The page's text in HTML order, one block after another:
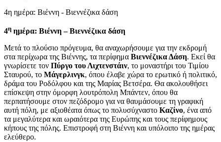
4η ημέρα: Βιέννη - Βιεννέζικα δάση
4η ημέρα: Βιέννη – Βιεννέζικα δάση
Μετά το πλούσιο πρόγευμα, θα αναχωρήσουμε για την εκδρομή
στα περίχωρα της Βιέννης, τα περίφημα Βιεννέζικα Δάση. Εκεί θα
γνωρίσετε τον Πύργο του Λιχτενστάιν, το μοναστήρι του Τιμίου
Σταυρού, το Μάγερλινγκ, όπου έλαβε χώρα το ερωτικό ή πολιτικό,
δράμα του Ροδόλφου και της Μαρίας Βετσέρα. Θα ακολουθήσει
επίσκεψη στην όμορφη λουτρόπολη Μπάντεν, όπου θα
περπατήσουμε στον πεζόδρομο για να θαυμάσουμε τη γραφική
αυτή πόλη, με αξιοθέατα όπως το πολυσύχναστο Καζίνο, ένα από
τα μεγαλύτερα και ωραιότερα της Ευρώπης και τους περίφημους
κήπους της πόλης. Επιστροφή στη Βιέννη και υπόλοιπο της ημέρας
ελεύθερο.